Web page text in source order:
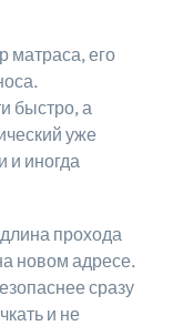
матраса, его
быстро, а
уже
и иногда
прохода
новом адресе.
сразу
и не